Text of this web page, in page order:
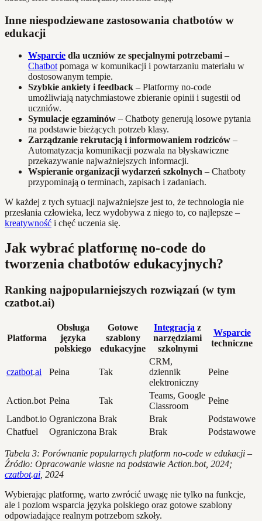
Inne niespodziewane zastosowania chatbotów w
edukacji
Wsparcie dla uczniów ze specjalnymi potrzebami–
Chatbotpomaga w komunikacji i powtarzaniu materiału w
dostosowanym tempie.
Szybkie ankiety i feedback – Platformy no-code
umożliwiają natychmiastowe zbieranie opinii i sugestii od
uczniów.
Symulacje egzaminów – Chatboty generują losowe pytania
na podstawie bieżących potrzeb klasy.
Zarządzanie rekrutacją i informowaniem rodziców –
Automatyzacja komunikacji pozwala na błyskawiczne
przekazywanie najważniejszych informacji.
Wspieranie organizacji wydarzeń szkolnych – Chatboty
przypominają o terminach, zapisach i zadaniach.
W każdej z tych sytuacji najważniejsze jest to, że technologia nie
przesłania człowieka, lecz wydobywa z niego to, co najlepsze –
kreatywność i chęć uczenia się.
Jak wybrać platformę no-code do
tworzenia chatbotów edukacyjnych?
Ranking najpopularniejszych rozwiązań (w tym
czatbot.ai)
Platforma
Obsługa
języka
polskiego
Gotowe
szablony
edukacyjne
Integracja z
narzędziami
szkolnymi
Wsparcie
techniczne
czatbot.ai Pełna Tak
CRM,
dziennik
elektroniczny
Pełne
Action.bot Pełna Tak
Teams, Google
Classroom
Pełne
Landbot.io Ograniczona Brak Brak
Podstawowe
Chatfuel
Ograniczona Brak Brak Podstawowe
Tabela 3: Porównanie popularnych platform no-code w edukacji –
Źródło: Opracowanie własne na podstawie Action.bot, 2024;
czatbot.ai , 2024
Wybierając platformę, warto zwrócić uwagę nie tylko na funkcje,
ale i poziom wsparcia języka polskiego oraz gotowe szablony
odpowiadające realnym potrzebom szkoły.